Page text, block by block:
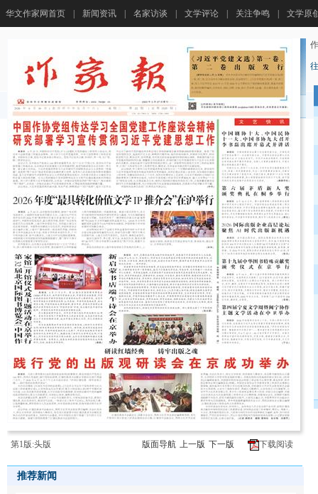
华文作家网首页 新闻资讯 名家访谈 文学评论 关注争鸣 文学原
第1版:头版 版面导航 上一版 下一版 下载阅读
推荐新闻